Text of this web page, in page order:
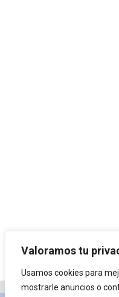
Valoramos tu
Usamos cookies para
mostrarle anuncios o